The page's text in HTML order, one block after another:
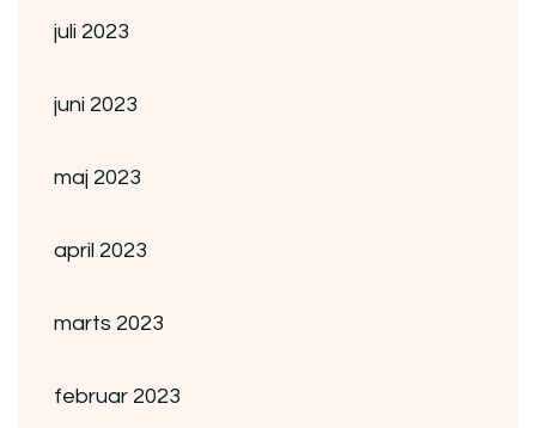
juli 2023
juni 2023
maj 2023
april 2023
marts 2023
februar 2023